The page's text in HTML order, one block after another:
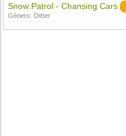
Snow Patrol - Chansing Cars
Género:Other